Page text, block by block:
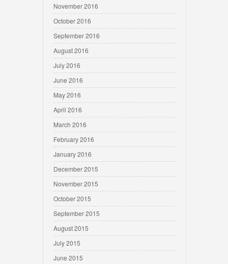
November 2016
October 2016
September 2016
August 2016
July 2016
June 2016
May 2016
April 2016
March 2016
February 2016
January 2016
December 2015
November 2015
October 2015
September 2015
August 2015
July 2015
June 2015